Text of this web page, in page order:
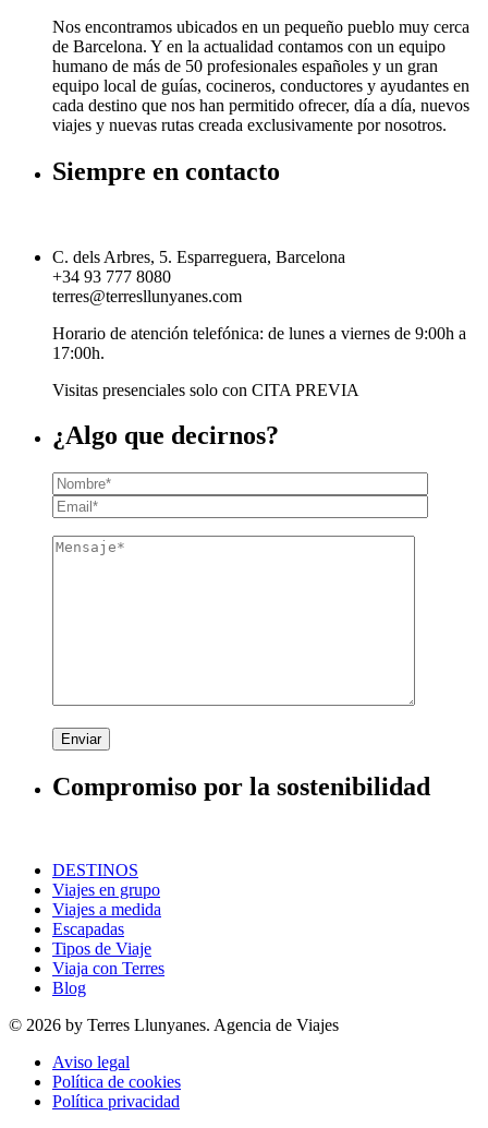
Nos encontramos ubicados en un pequeño pueblo muy cerca
de Barcelona. Y en la actualidad contamos con un equipo
humano de más de 50 profesionales españoles y un gran
equipo local de guías, cocineros, conductores y ayudantes en
cada destino que nos han permitido ofrecer, día a día, nuevos
viajes y nuevas rutas creada exclusivamente por nosotros.
Siempre en contacto
C. dels Arbres, 5. Esparreguera, Barcelona
+34 93 777 8080
terres@terresllunyanes.com
Horario de atención telefónica: de lunes a viernes de 9:00h a
17:00h.
Visitas presenciales solo con CITA PREVIA
¿Algo que decirnos?
Enviar
Compromiso por la sostenibilidad
DESTINOS
Viajes en grupo
Viajes a medida
Escapadas
Tipos de Viaje
Viaja con Terres
Blog
© 2026 by Terres Llunyanes. Agencia de Viajes
Aviso legal
Política de cookies
Política privacidad